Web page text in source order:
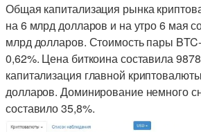
Общая капитализация рынка
на 6 млрд долларов и на утро 6 мая
млрд долларов. Стоимость пары
0,62%. Цена биткоина составила
капитализация главной
долларов. Доминирование немного
составило 35,8%.